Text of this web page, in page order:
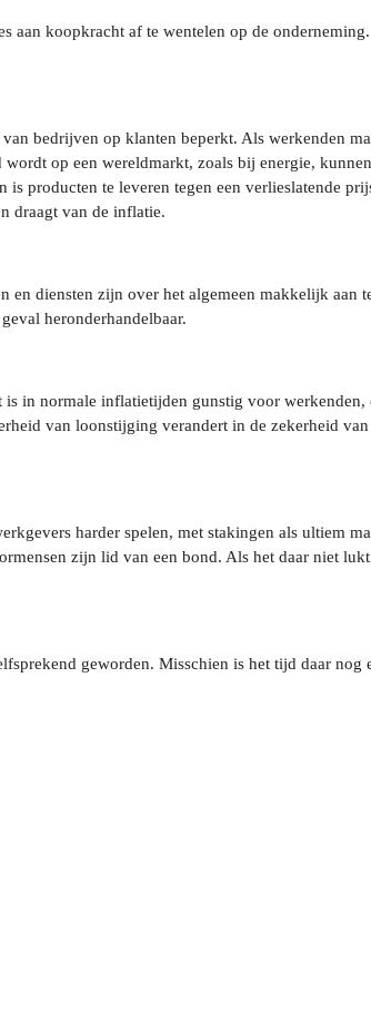
aan koopkracht af te wentelen op de
bedrijven op klanten beperkt. Als werkenden
op een wereldmarkt, zoals bij energie,
producten te leveren tegen een verlieslatende
draagt van de inflatie.
diensten zijn over het algemeen makkelijk aan
heronderhandelbaar.
in normale inflatietijden gunstig voor werkenden,
van loonstijging verandert in de zekerheid
harder spelen, met stakingen als ultiem
zijn lid van een bond. Als het daar niet
geworden. Misschien is het tijd daar nog